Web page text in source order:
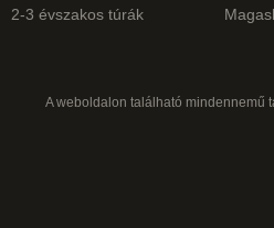
2-3 évszakos túrák
A weboldalon található mindennemű